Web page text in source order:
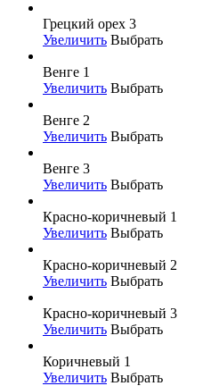
Грецкий орех 3
Увеличить Выбрать
Венге 1
Увеличить Выбрать
Венге 2
Увеличить Выбрать
Венге 3
Увеличить Выбрать
Красно-коричневый 1
Увеличить Выбрать
Красно-коричневый 2
Увеличить Выбрать
Красно-коричневый 3
Увеличить Выбрать
Коричневый 1
Увеличить Выбрать